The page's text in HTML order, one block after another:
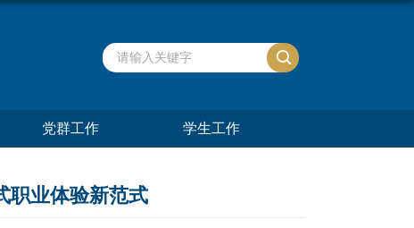
党群工作 学生工作
职业体验新范式